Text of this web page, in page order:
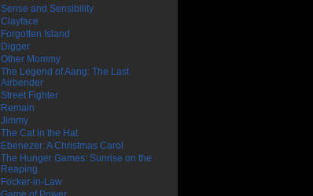
Sense and Sensibility
Clayface
Forgotten Island
Digger
Other Mommy
The Legend of Aang: The Last
Airbender
Street Fighter
Remain
Jimmy
The Cat in the Hat
Ebenezer: A Christmas Carol
The Hunger Games: Sunrise on the
Reaping
Focker-in-Law